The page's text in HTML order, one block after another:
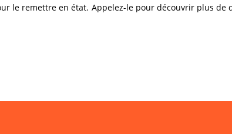
le remettre en état. Appelez-le pour découvrir plus de